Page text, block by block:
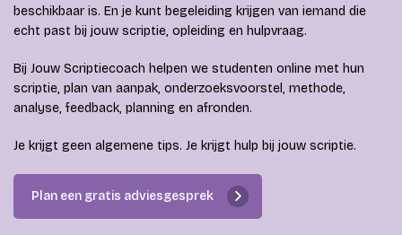
beschikbaar is. En je kunt begeleiding krijgen van iemand die
echt past bij jouw scriptie, opleiding en hulpvraag.
Bij Jouw Scriptiecoach helpen we studenten online met hun
scriptie, plan van aanpak, onderzoeksvoorstel, methode,
analyse, feedback, planning en afronden.
Je krijgt geen algemene tips. Je krijgt hulp bij jouw scriptie.
Plan een gratis adviesgesprek